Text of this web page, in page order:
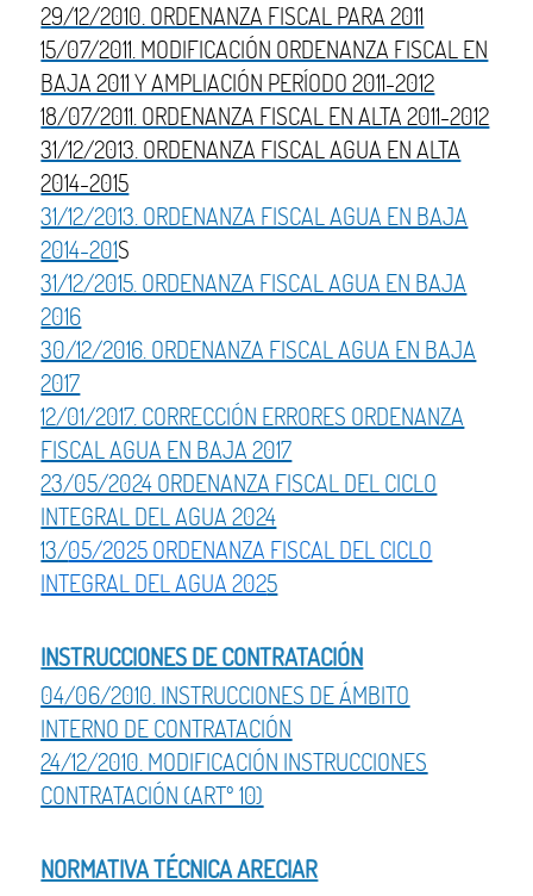
29/12/2010. ORDENANZA FISCAL PARA 2011
15/07/2011. MODIFICACIÓN ORDENANZA FISCAL EN
BAJA 2011 Y AMPLIACIÓN PERÍODO 2011-2012
18/07/2011. ORDENANZA FISCAL EN ALTA 2011-2012
31/12/2013. ORDENANZA FISCAL AGUA EN ALTA
2014-2015
31/12/2013. ORDENANZA FISCAL AGUA EN BAJA
2014-201S
31/12/2015. ORDENANZA FISCAL AGUA EN BAJA
2016
30/12/2016. ORDENANZA FISCAL AGUA EN BAJA
2017
12/01/2017. CORRECCIÓN ERRORES ORDENANZA
FISCAL AGUA EN BAJA 2017
23/05/2024 ORDENANZA FISCAL DEL CICLO
INTEGRAL DEL AGUA 2024
13/05/2025 ORDENANZA FISCAL DEL CICLO
INTEGRAL DEL AGUA 2025
INSTRUCCIONES DE CONTRATACIÓN
04/06/2010. INSTRUCCIONES DE ÁMBITO
INTERNO DE CONTRATACIÓN
24/12/2010. MODIFICACIÓN INSTRUCCIONES
CONTRATACIÓN (ARTº 10)
NORMATIVA TÉCNICA ARECIAR